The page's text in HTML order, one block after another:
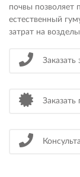
почвы позволяет
естественный
затрат на
Заказать
Заказать